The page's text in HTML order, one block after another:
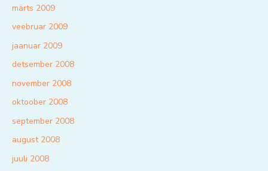
märts 2009
veebruar 2009
jaanuar 2009
detsember 2008
november 2008
oktoober 2008
september 2008
august 2008
juuli 2008